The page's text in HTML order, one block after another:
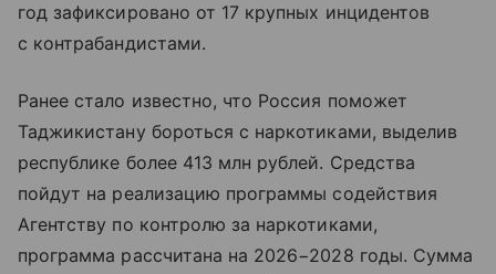
год зафиксировано от 17 крупных инцидентов
с контрабандистами.
Ранее стало известно, что Россия поможет
Таджикистану бороться с наркотиками, выделив
республике более 413 млн рублей. Средства
пойдут на реализацию программы содействия
Агентству по контролю за наркотиками,
программа рассчитана на 2026−2028 годы. Сумма